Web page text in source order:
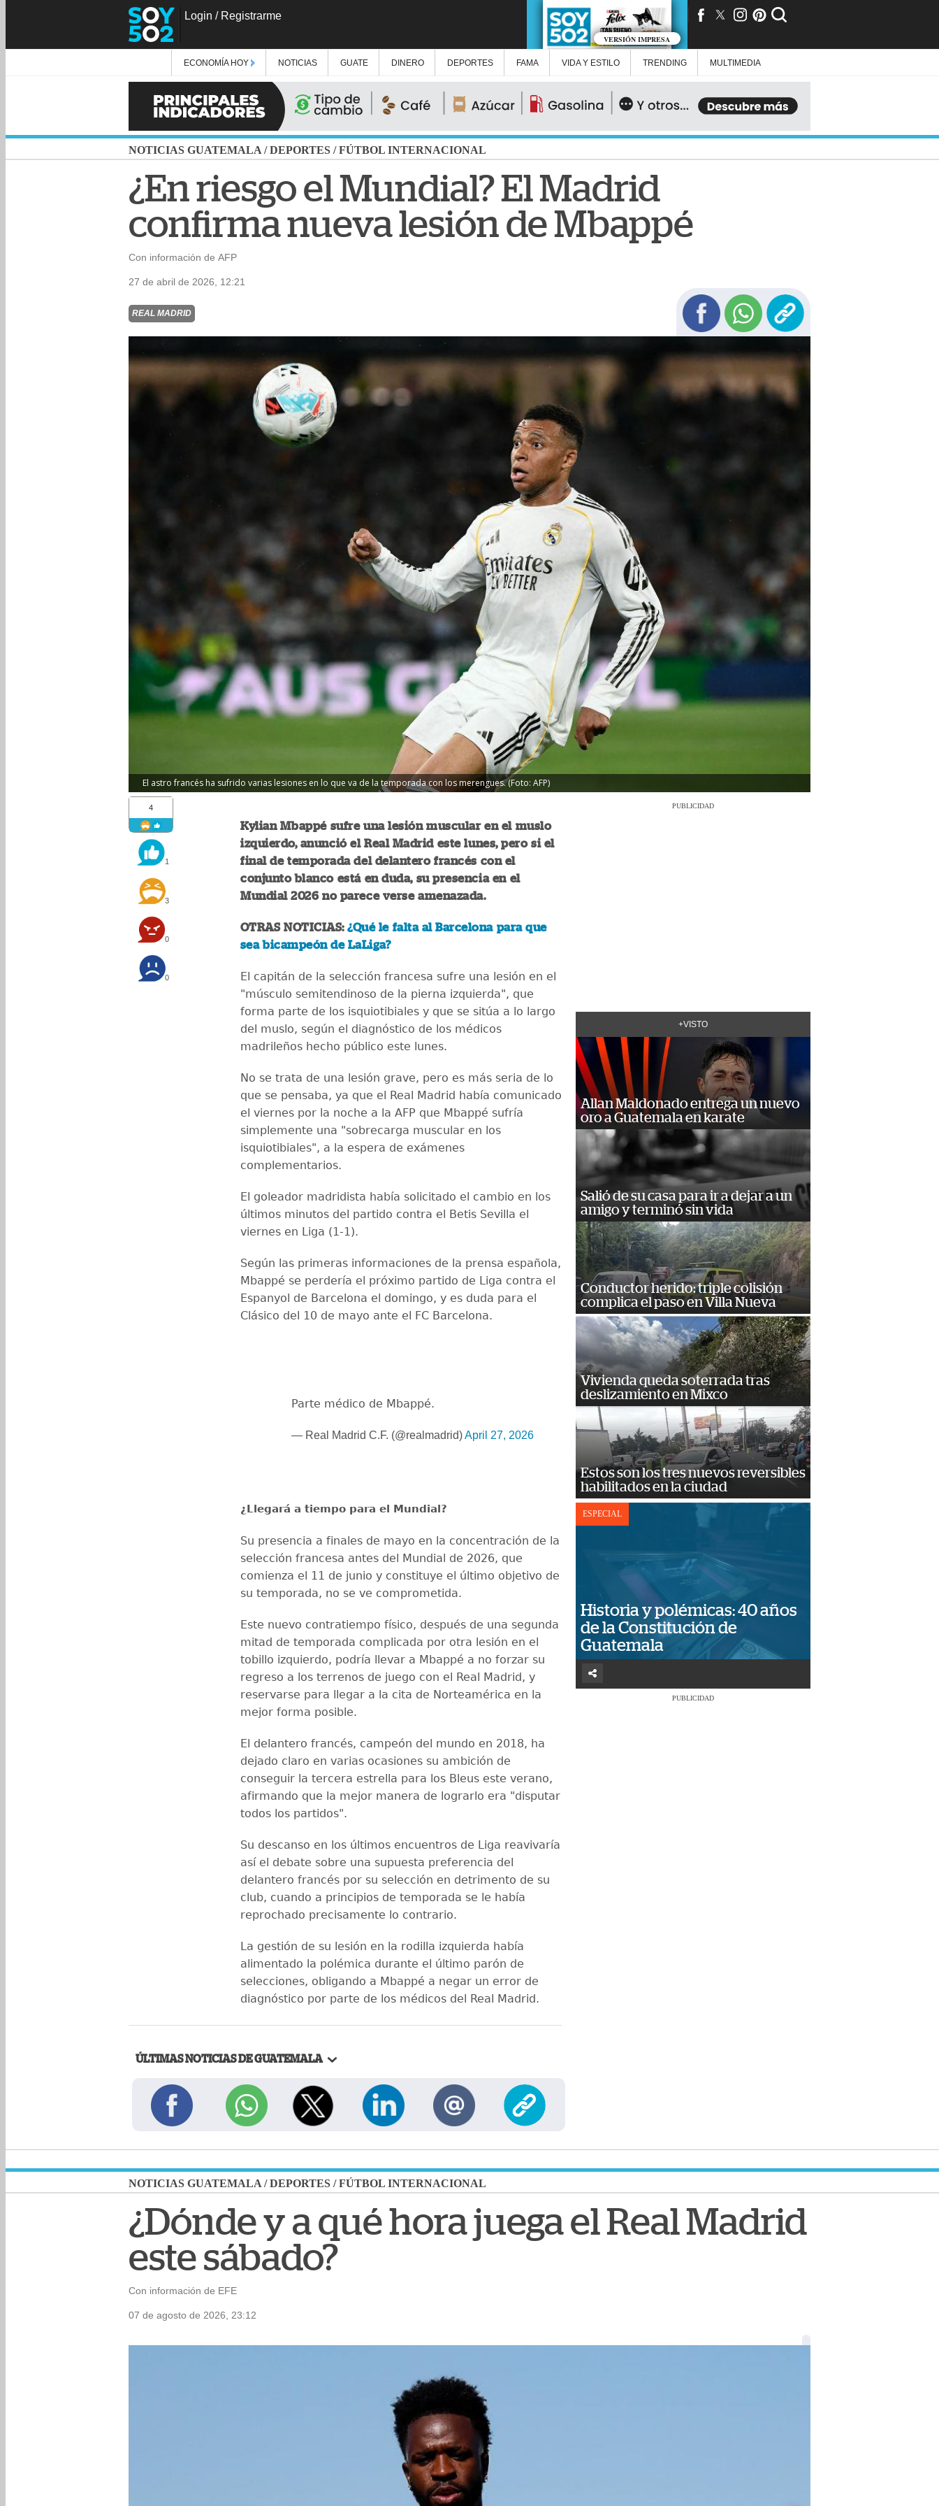
Login / Registrarme
VERSIÓN IMPRESA
ECONOMÍA HOY NOTICIAS GUATE DINERO DEPORTES FAMA VIDA Y ESTILO TRENDING MULTIMEDIA
NOTICIAS GUATEMALA /DEPORTES /FÚTBOL INTERNACIONAL
¿En riesgo el Mundial? El Madrid
confirma nueva lesión de Mbappé
Con información de AFP
27 de abril de 2026, 12:21
REAL MADRID
El astro francés ha sufrido varias lesiones en lo que va de la temporada con los merengues. (Foto: AFP)
4
1
3
0
0
Kylian Mbappé sufre una lesión muscular en el muslo
izquierdo, anunció el Real Madrid este lunes, pero si el
final de temporada del delantero francés con el
conjunto blanco está en duda, su presencia en el
Mundial 2026 no parece verse amenazada.
OTRAS NOTICIAS:¿Qué le falta al Barcelona para que
sea bicampeón de LaLiga?
El capitán de la selección francesa sufre una lesión en el
"músculo semitendinoso de la pierna izquierda", que
forma parte de los isquiotibiales y que se sitúa a lo largo
del muslo, según el diagnóstico de los médicos
madrileños hecho público este lunes.
No se trata de una lesión grave, pero es más seria de lo
que se pensaba, ya que el Real Madrid había comunicado
el viernes por la noche a la AFP que Mbappé sufría
simplemente una "sobrecarga muscular en los
isquiotibiales", a la espera de exámenes
complementarios.
El goleador madridista había solicitado el cambio en los
últimos minutos del partido contra el Betis Sevilla el
viernes en Liga (1-1).
Según las primeras informaciones de la prensa española,
Mbappé se perdería el próximo partido de Liga contra el
Espanyol de Barcelona el domingo, y es duda para el
Clásico del 10 de mayo ante el FC Barcelona.
Parte médico de Mbappé.
— Real Madrid C.F. (@realmadrid)April 27, 2026
¿Llegará a tiempo para el Mundial?
Su presencia a finales de mayo en la concentración de la
selección francesa antes del Mundial de 2026, que
comienza el 11 de junio y constituye el último objetivo de
su temporada, no se ve comprometida.
Este nuevo contratiempo físico, después de una segunda
mitad de temporada complicada por otra lesión en el
tobillo izquierdo, podría llevar a Mbappé a no forzar su
regreso a los terrenos de juego con el Real Madrid, y
reservarse para llegar a la cita de Norteamérica en la
mejor forma posible.
El delantero francés, campeón del mundo en 2018, ha
dejado claro en varias ocasiones su ambición de
conseguir la tercera estrella para los Bleus este verano,
afirmando que la mejor manera de lograrlo era "disputar
todos los partidos".
Su descanso en los últimos encuentros de Liga reavivaría
así el debate sobre una supuesta preferencia del
delantero francés por su selección en detrimento de su
club, cuando a principios de temporada se le había
reprochado precisamente lo contrario.
La gestión de su lesión en la rodilla izquierda había
alimentado la polémica durante el último parón de
selecciones, obligando a Mbappé a negar un error de
diagnóstico por parte de los médicos del Real Madrid.
ÚLTIMAS NOTICIAS DE GUATEMALA
PUBLICIDAD
+VISTO
Allan Maldonado entrega un nuevo
oro a Guatemala en karate
Salió de su casa para ir a dejar a un
amigo y terminó sin vida
Conductor herido: triple colisión
complica el paso en Villa Nueva
Vivienda queda soterrada tras
deslizamiento en Mixco
Estos son los tres nuevos reversibles
habilitados en la ciudad
ESPECIAL
Historia y polémicas: 40 años
de la Constitución de
Guatemala
PUBLICIDAD
NOTICIAS GUATEMALA /DEPORTES /FÚTBOL INTERNACIONAL
¿Dónde y a qué hora juega el Real Madrid
este sábado?
Con información de EFE
07 de agosto de 2026, 23:12